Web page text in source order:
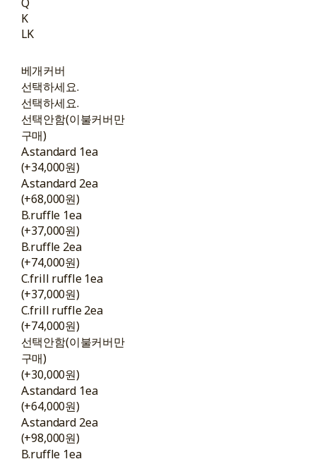
K
LK
베개커버
선택하세요.
선택하세요.
선택안함(이불커버만
구매)
A.standard 1ea
(+34,000원)
A.standard 2ea
(+68,000원)
B.ruffle 1ea
(+37,000원)
B.ruffle 2ea
(+74,000원)
C.frill ruffle 1ea
(+37,000원)
C.frill ruffle 2ea
(+74,000원)
선택안함(이불커버만
구매)
(+30,000원)
A.standard 1ea
(+64,000원)
A.standard 2ea
(+98,000원)
B.ruffle 1ea